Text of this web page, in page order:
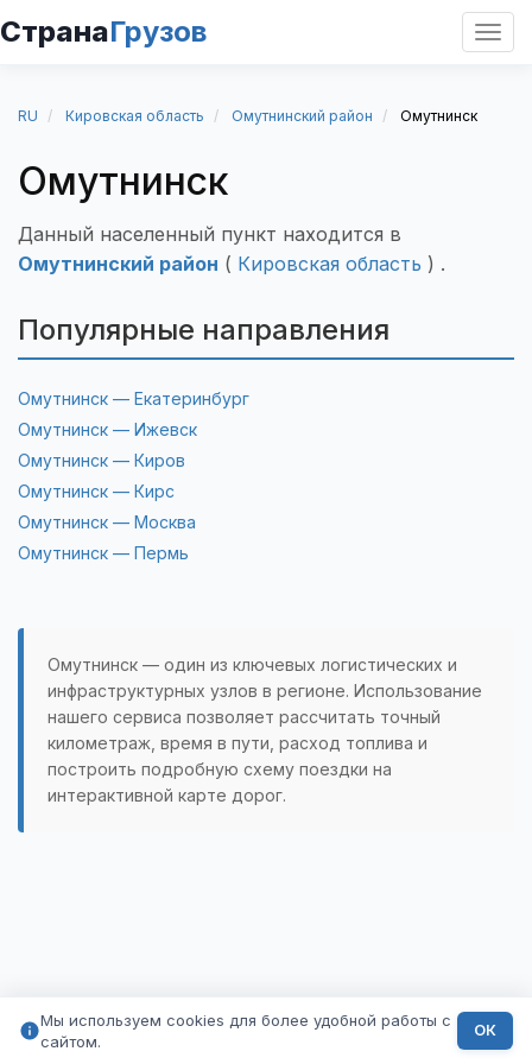
СтранаГрузов
RU Кировская область Омутнинский район Омутнинск
Омутнинск
Данный населенный пункт находится в
Омутнинский район ( Кировская область ) .
Популярные направления
Омутнинск — Екатеринбург
Омутнинск — Ижевск
Омутнинск — Киров
Омутнинск — Кирс
Омутнинск — Москва
Омутнинск — Пермь
Омутнинск — один из ключевых логистических и
инфраструктурных узлов в регионе. Использование
нашего сервиса позволяет рассчитать точный
километраж, время в пути, расход топлива и
построить подробную схему поездки на
интерактивной карте дорог.
Мы используем cookies для более удобной работы с
сайтом.
ОК